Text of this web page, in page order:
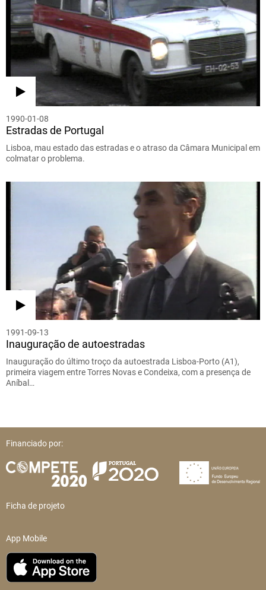
1990-01-08
Estradas de Portugal
Lisboa, mau estado das estradas e o atraso da Câmara Municipal em
colmatar o problema.
1991-09-13
Inauguração de autoestradas
Inauguração do último troço da autoestrada Lisboa-Porto (A1),
primeira viagem entre Torres Novas e Condeixa, com a presença de
Aníbal…
Financiado por:
Ficha de projeto
App Mobile